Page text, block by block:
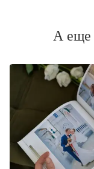
А еще